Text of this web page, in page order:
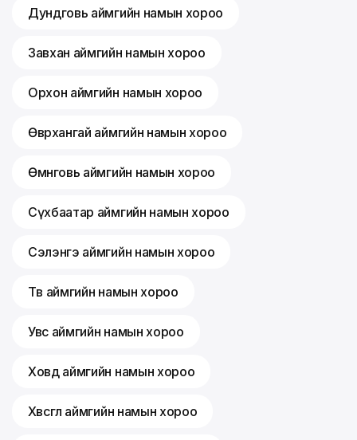
Дундговь аймгийн намын хороо
Завхан аймгийн намын хороо
Орхон аймгийн намын хороо
Өвөрхангай аймгийн намын хороо
Өмнөговь аймгийн намын хороо
Сүхбаатар аймгийн намын хороо
Сэлэнгэ аймгийн намын хороо
Төв аймгийн намын хороо
Увс аймгийн намын хороо
Ховд аймгийн намын хороо
Хөвсгөл аймгийн намын хороо